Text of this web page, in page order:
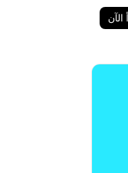
الآن